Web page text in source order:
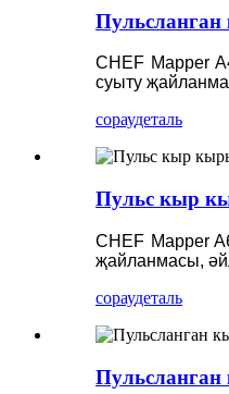
Пульсланган
CHEF Mapper
суыту
сораудеталь
Пульс кыр
CHEF Mapper
җайланмасы,
сораудеталь
Пульсланган